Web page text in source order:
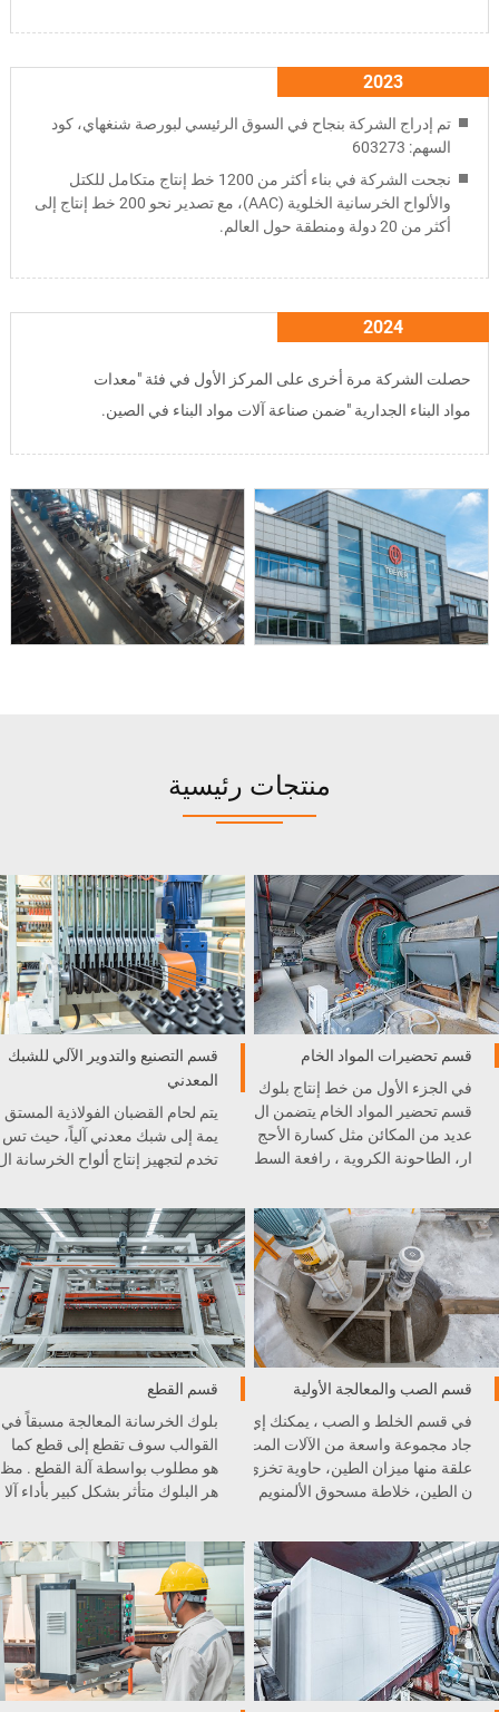
2023
تم إدراج الشركة بنجاح في السوق الرئيسي لبورصة شنغهاي، كود
السهم: 603273
نجحت الشركة في بناء أكثر من 1200 خط إنتاج متكامل للكتل
والألواح الخرسانية الخلوية (AAC)، مع تصدير نحو 200 خط إنتاج إلى
أكثر من 20 دولة ومنطقة حول العالم.
2024
حصلت الشركة مرة أخرى على المركز الأول في فئة "معدات
مواد البناء الجدارية "ضمن صناعة آلات مواد البناء في الصين.
منتجات رئيسية
قسم تحضيرات المواد الخام
في الجزء الأول من خط إنتاج بلوك
قسم تحضير المواد الخام يتضمن ال
عديد من المكائن مثل كسارة الأحج
ار، الطاحونة الكروية ، رافعة السط
ممتاز في خط الإنتاج .
قسم التصنيع والتدوير الآلي للشبك
المعدني
يتم لحام القضبان الفولاذية المستق
يمة إلى شبك معدني آلياً، حيث تس
تخدم لتجهيز إنتاج ألواح الخرسانة
قسم الصب والمعالجة الأولية
في قسم الخلط و الصب ، يمكنك إي
جاد مجموعة واسعة من الآلات المت
علقة منها ميزان الطين، حاوية تخزي
ن الطين، خلاطة مسحوق الألمنويم
ل، و غيرها .
قسم القطع
بلوك الخرسانة المعالجة مسبقاً في
القوالب سوف تقطع إلى قطع كما
هو مطلوب بواسطة آلة القطع . مظ
هر البلوك متأثر بشكل كبير بأداء آلا